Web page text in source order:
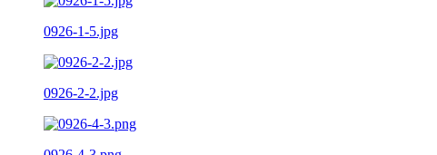
0926-1-5.jpg
0926-2-2.jpg